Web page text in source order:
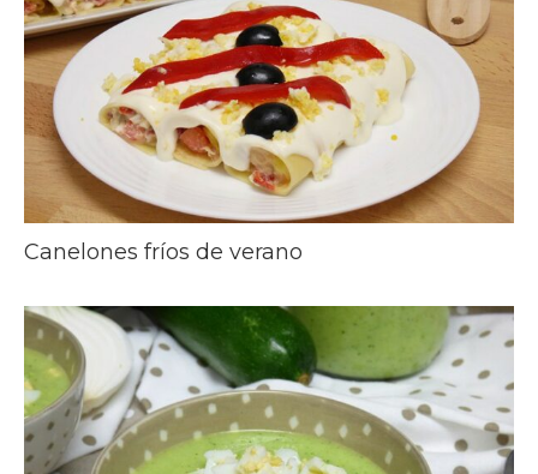
Canelones fríos de verano